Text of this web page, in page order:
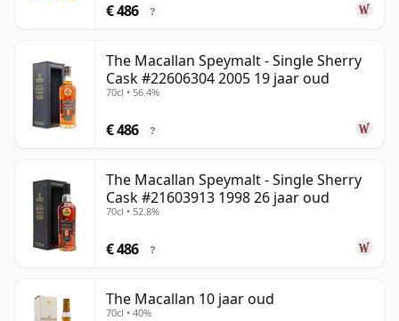
€ 486 ?
The Macallan Speymalt - Single Sherry
Cask #22606304 2005 19 jaar oud
70cl • 56.4%
€ 486 ?
The Macallan Speymalt - Single Sherry
Cask #21603913 1998 26 jaar oud
70cl • 52.8%
€ 486 ?
The Macallan 10 jaar oud
70cl • 40%